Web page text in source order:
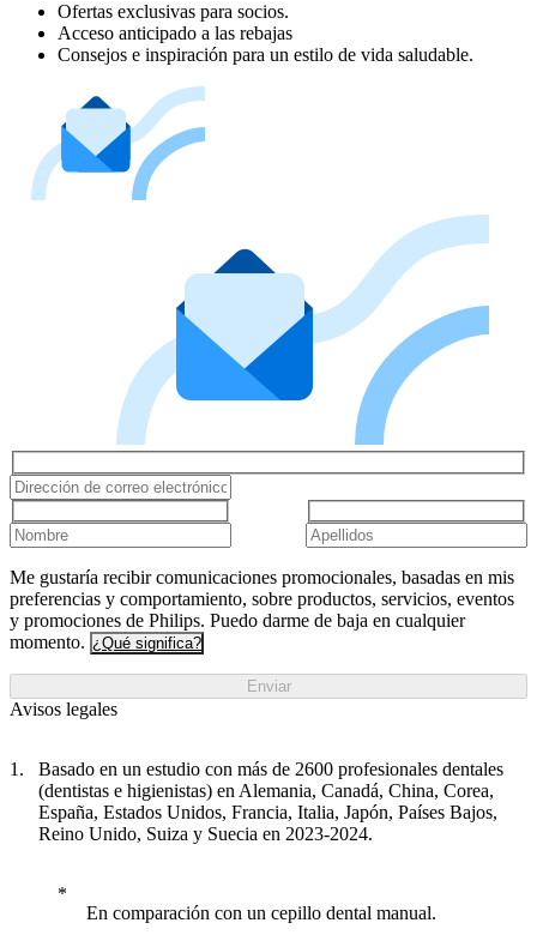
Ofertas exclusivas para socios.
Acceso anticipado a las rebajas
Consejos e inspiración para un estilo de vida saludable.
Me gustaría recibir comunicaciones promocionales, basadas en mis
preferencias y comportamiento, sobre productos, servicios, eventos
y promociones de Philips. Puedo darme de baja en cualquier
momento. ¿Qué significa?
Enviar
Avisos legales
Basado en un estudio con más de 2600 profesionales dentales
(dentistas e higienistas) en Alemania, Canadá, China, Corea,
España, Estados Unidos, Francia, Italia, Japón, Países Bajos,
Reino Unido, Suiza y Suecia en 2023-2024.
En comparación con un cepillo dental manual.